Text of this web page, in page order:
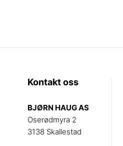
Kontakt oss
BJØRN HAUG AS
Oserødmyra 2
3138 Skallestad